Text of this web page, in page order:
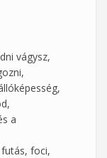
vágysz,
a
futás, foci,